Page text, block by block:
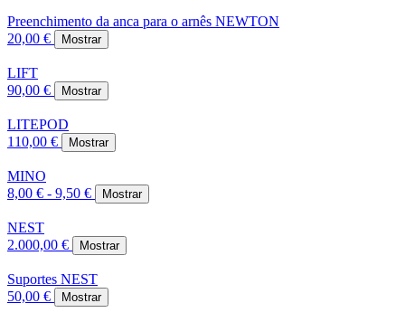
Preenchimento da anca para o arnês NEWTON
20,00 €
Mostrar
LIFT
90,00 €
Mostrar
LITEPOD
110,00 €
Mostrar
MINO
8,00 € - 9,50 €
Mostrar
NEST
2.000,00 €
Mostrar
Suportes NEST
50,00 €
Mostrar